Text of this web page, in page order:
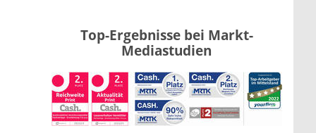
Top-Ergebnisse bei Markt-
Mediastudien